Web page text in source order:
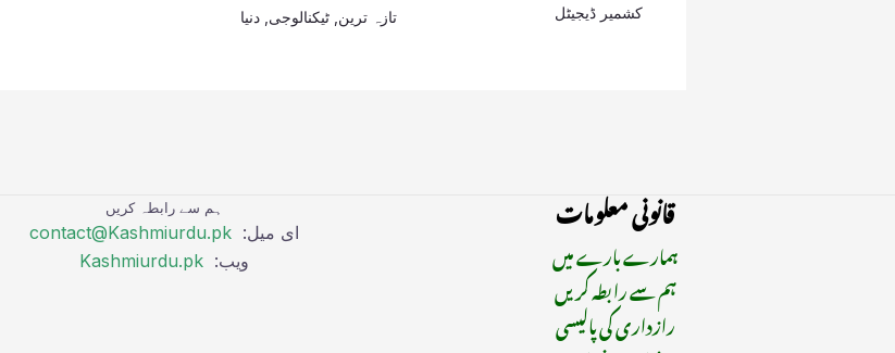
کشمیر ڈیجیٹل
تازہ ترین ,ٹیکنالوجی ,دنیا
قانونی معلومات
ہمارے بارے میں
ہم سے رابطہ کریں
رازداری کی پالیسی
ہم سے رابطہ کریں
ای میل: contact@Kashmiurdu.pk
ویب: Kashmiurdu.pk